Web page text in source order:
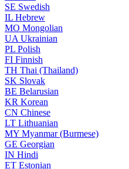
SE Swedish
IL Hebrew
MO Mongolian
UA Ukrainian
PL Polish
FI Finnish
TH Thai (Thailand)
SK Slovak
BE Belarusian
KR Korean
CN Chinese
LT Lithuanian
MY Myanmar (Burmese)
GE Georgian
IN Hindi
ET Estonian